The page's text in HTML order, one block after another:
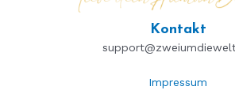
Kontakt
Impressum